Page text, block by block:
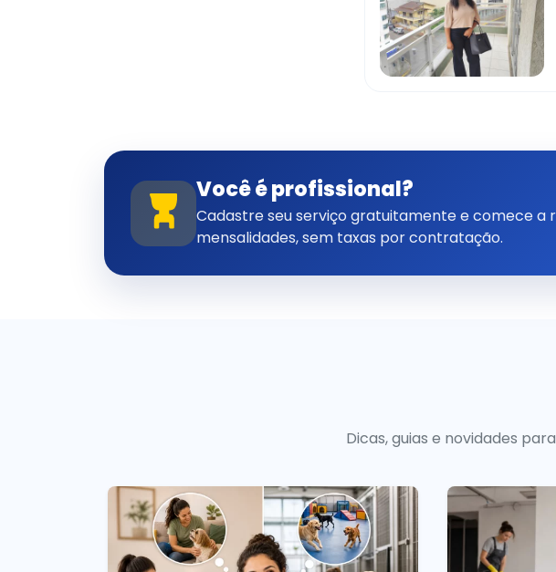
Você é profissional?
Cadastre seu serviço gratuitamente e comece a
mensalidades, sem taxas por contratação.
Dicas, guias e novidades